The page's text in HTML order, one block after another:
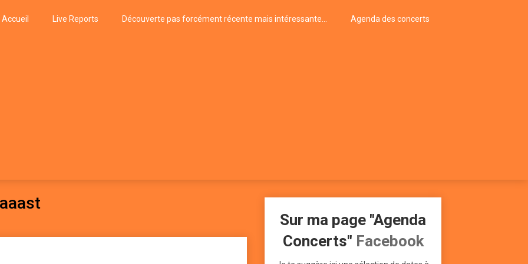
Accueil Live Reports Découverte pas forcément récente mais intéressante… Agenda des concerts
Sur ma page "Agenda
Concerts" Facebook